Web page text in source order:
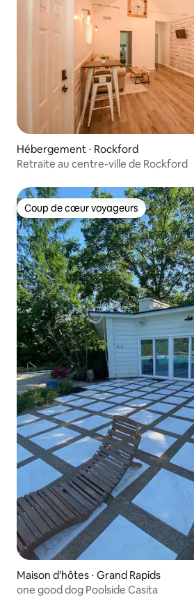
Hébergement ⋅ Rockford
Retraite au centre-ville de Rockford
Coup de cœur voyageurs
Coup de cœur voyageurs
Maison d'hôtes ⋅ Grand Rapids
one good dog Poolside Casita